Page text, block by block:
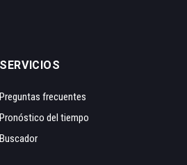
SERVICIOS
Preguntas frecuentes
Pronóstico del tiempo
Buscador